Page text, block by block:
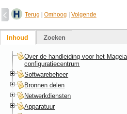
Terug Omhoog Volgende
Inhoud Zoeken
Over de handleiding voor het
configuratiecentrum
Softwarebeheer
Bronnen delen
Netwerkdiensten
Apparatuur